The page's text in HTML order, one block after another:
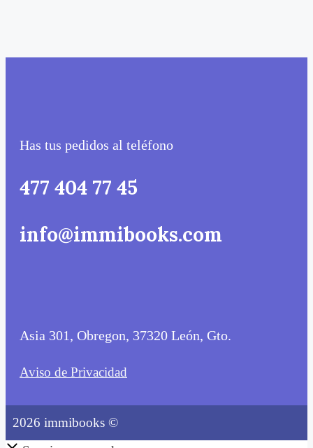
Has tus pedidos al teléfono
477 404 77 45
info@immibooks.com
Asia 301, Obregon, 37320 León, Gto.
Aviso de Privacidad
2026 immibooks ©